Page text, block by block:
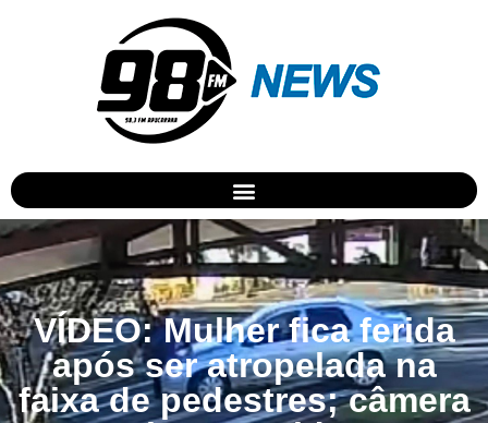
VÍDEO: Mulher fica ferida
após ser atropelada na
faixa de pedestres; câmera